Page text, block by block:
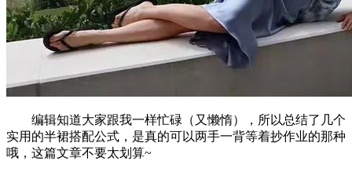
编辑知道大家跟我一样忙碌（又懒惰），所以总结了几个
实用的半裙搭配公式，是真的可以两手一背等着抄作业的那种
哦，这篇文章不要太划算~